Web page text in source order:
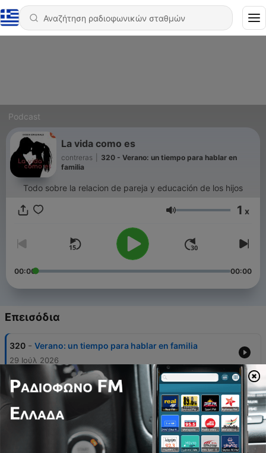
Podcast
La vida como es
contreras
320 - Verano: un tiempo para hablar en
familia
Todo sobre la relacion de pareja y educación de los hijos
Ένταση 1 x
00:00 00:00
Επεισόδια
320 - Verano: un tiempo para hablar en familia
29 Ιούλ 2026
319 - Ahora que empieza el verano
02 Ιούλ 2026
318 - La paciencia, una muestra de amor